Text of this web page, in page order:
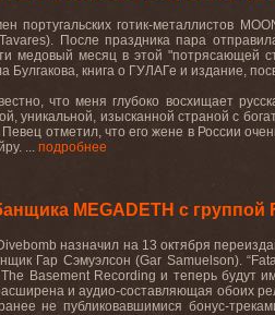
португальских готик-металлистов
После праздника пара
медовый месяц в этой "потрясающей
Булгакова, книга о ГУЛАГе и издание,
что меня глубоко восхищает
уникальной, изысканной страной с
отметил, что его жене в России
... подробнее
MEGADETH с группой
назначил на 13 октября
Гар Сэмуэлсон (Gar Samuelson). “
The Basement Recording и теперь будут
и аудио-составляющая обоих
не публиковавшимися бонус-